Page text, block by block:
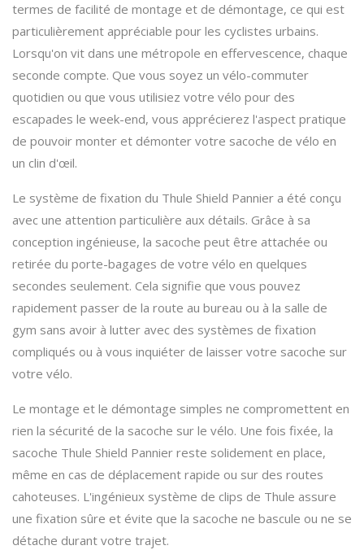
termes de facilité de montage et de démontage, ce qui est
particulièrement appréciable pour les cyclistes urbains.
Lorsqu'on vit dans une métropole en effervescence, chaque
seconde compte. Que vous soyez un vélo-commuter
quotidien ou que vous utilisiez votre vélo pour des
escapades le week-end, vous apprécierez l'aspect pratique
de pouvoir monter et démonter votre sacoche de vélo en
un clin d'œil.
Le système de fixation du Thule Shield Pannier a été conçu
avec une attention particulière aux détails. Grâce à sa
conception ingénieuse, la sacoche peut être attachée ou
retirée du porte-bagages de votre vélo en quelques
secondes seulement. Cela signifie que vous pouvez
rapidement passer de la route au bureau ou à la salle de
gym sans avoir à lutter avec des systèmes de fixation
compliqués ou à vous inquiéter de laisser votre sacoche sur
votre vélo.
Le montage et le démontage simples ne compromettent en
rien la sécurité de la sacoche sur le vélo. Une fois fixée, la
sacoche Thule Shield Pannier reste solidement en place,
même en cas de déplacement rapide ou sur des routes
cahoteuses. L'ingénieux système de clips de Thule assure
une fixation sûre et évite que la sacoche ne bascule ou ne se
détache durant votre trajet.